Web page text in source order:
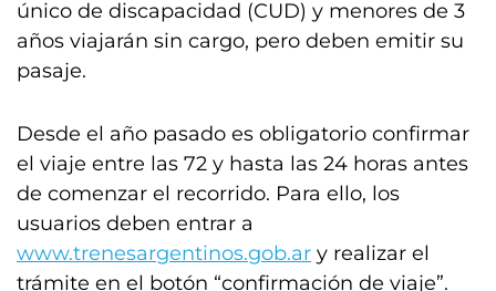
único de discapacidad (CUD) y menores de 3
años viajarán sin cargo, pero deben emitir su
pasaje.
Desde el año pasado es obligatorio confirmar
el viaje entre las 72 y hasta las 24 horas antes
de comenzar el recorrido. Para ello, los
usuarios deben entrar a
www.trenesargentinos.gob.ar y realizar el
trámite en el botón “confirmación de viaje”.